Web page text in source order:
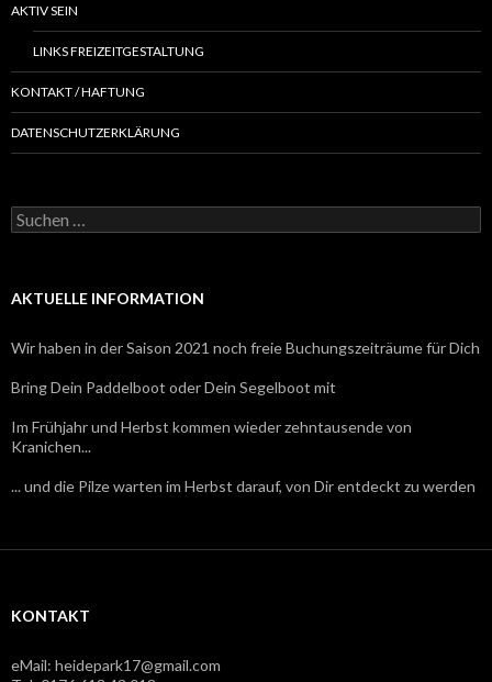
AKTIV SEIN
LINKS FREIZEITGESTALTUNG
KONTAKT / HAFTUNG
DATENSCHUTZERKLÄRUNG
S
u
e
a
h
AKTUELLE INFORMATION
Wir haben in der Saison 2021 noch freie Buchungszeiträume für Dich
Bring Dein Paddelboot oder Dein Segelboot mit
Im Frühjahr und Herbst kommen wieder zehntausende von
Kranichen...
... und die Pilze warten im Herbst darauf, von Dir entdeckt zu werden
KONTAKT
eMail: heidepark17@gmail.com